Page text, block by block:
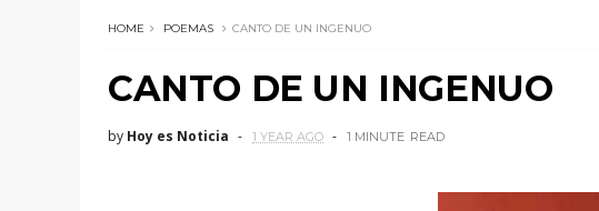
HOME POEMAS CANTO DE UN INGENUO
CANTO DE UN INGENUO
by Hoy es Noticia 1 YEAR AGO 1 MINUTE READ